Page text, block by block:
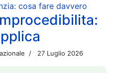
cosa fare davvero
27 Luglio 2026